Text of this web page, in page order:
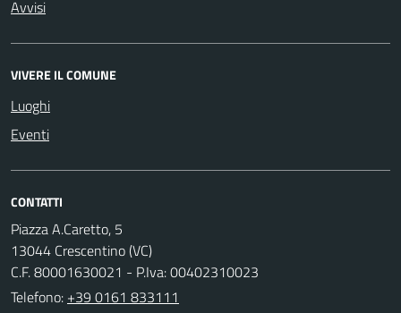
Avvisi
VIVERE IL COMUNE
Luoghi
Eventi
CONTATTI
Piazza A.Caretto, 5
13044 Crescentino (VC)
C.F. 80001630021 - P.Iva: 00402310023
Telefono: +39 0161 833111